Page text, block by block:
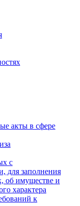
акты в сфере
с
для заполнения
об имуществе и
характера
к